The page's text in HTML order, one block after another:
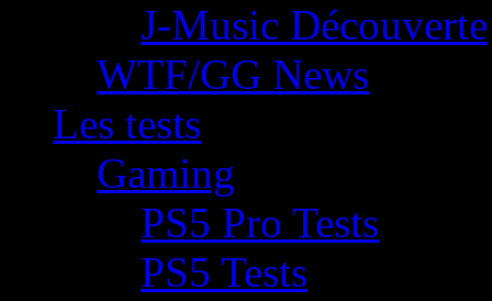
J-Music Découverte
WTF/GG News
Les tests
Gaming
PS5 Pro Tests
PS5 Tests